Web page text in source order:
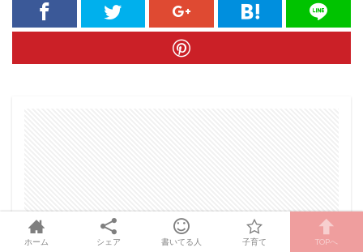
ホーム シェア 書いてる人 子育て TOPへ